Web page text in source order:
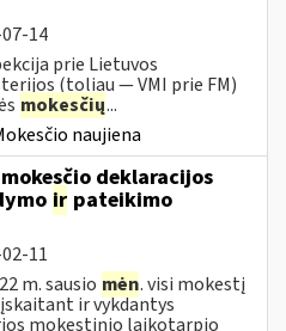
14
prie Lietuvos
(toliau ― VMI prie FM)
mokesčių...
naujiena
deklaracijos
ir pateikimo
11
m. sausio mėn. visi mokestį
ir vykdantys
mokestinio laikotarpio